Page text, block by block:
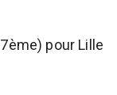
pour Lille